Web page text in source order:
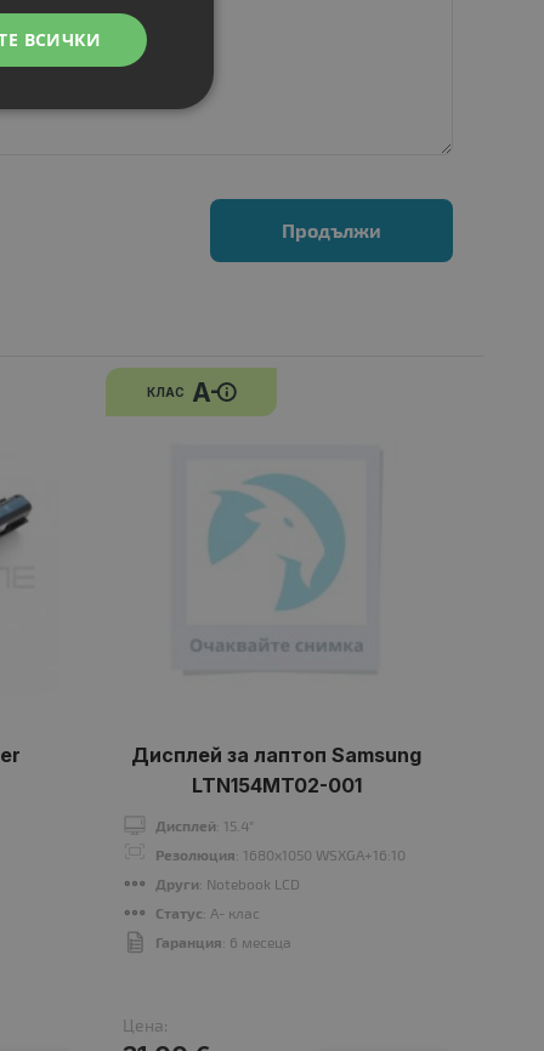
Продължи
КЛАС A-
Дисплей за лаптоп Samsung
LTN154MT02-001
Дисплей: 15.4"
Резолюция: 1680x1050 WSXGA+16:10
Други: Notebook LCD
Статус: A- клас
Гаранция: 6 месеца
Цена:
ВСИЧКИ